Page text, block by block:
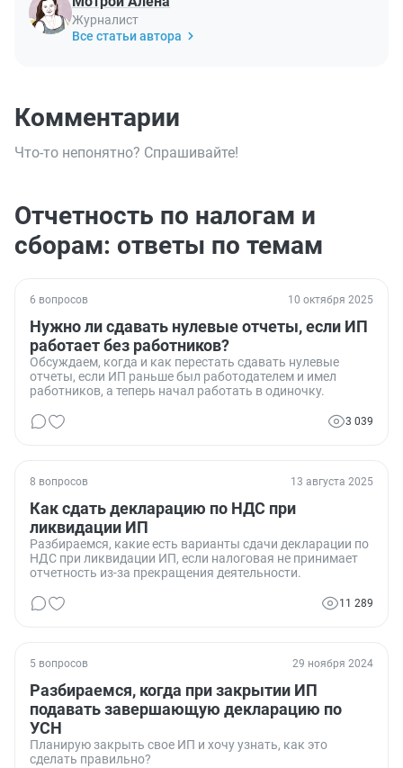
Журналист
Все статьи автора
Комментарии
Что-то непонятно? Спрашивайте!
Отчетность по налогам и
сборам: ответы по темам
6 вопросов 10 октября 2025
Нужно ли сдавать нулевые отчеты, если ИП
работает без работников?
Обсуждаем, когда и как перестать сдавать нулевые
отчеты, если ИП раньше был работодателем и имел
работников, а теперь начал работать в одиночку.
3 039
8 вопросов 13 августа 2025
Как сдать декларацию по НДС при
ликвидации ИП
Разбираемся, какие есть варианты сдачи декларации по
НДС при ликвидации ИП, если налоговая не принимает
отчетность из-за прекращения деятельности.
11 289
5 вопросов 29 ноября 2024
Разбираемся, когда при закрытии ИП
подавать завершающую декларацию по
УСН
Планирую закрыть свое ИП и хочу узнать, как это
сделать правильно?